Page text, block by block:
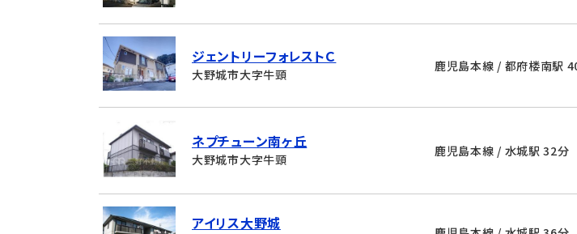
ジェントリーフォレストＣ
大野城市大字牛頸
鹿児島本線 / 都府楼南駅
ネプチューン南ヶ丘
大野城市大字牛頸
鹿児島本線 / 水城駅 32分
アイリス大野城